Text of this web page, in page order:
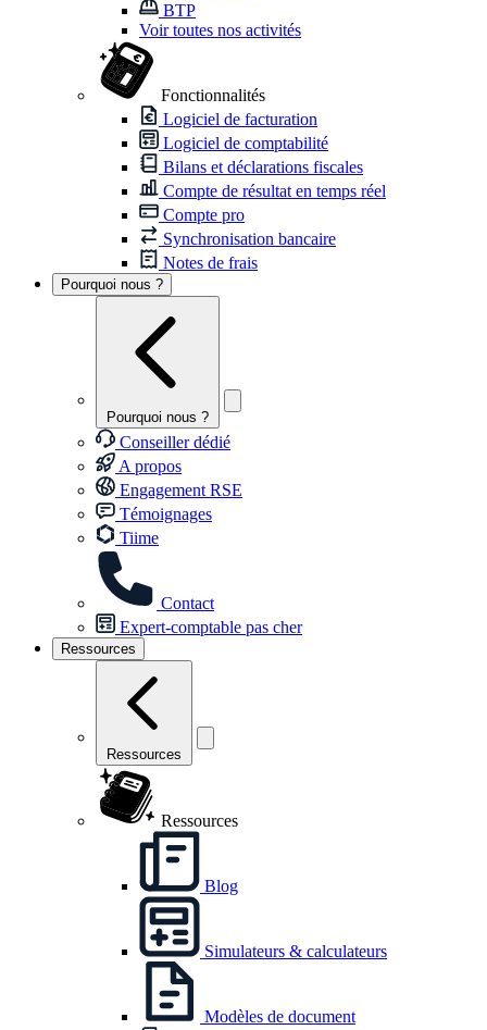
BTP
Voir toutes nos activités
Fonctionnalités
Logiciel de facturation
Logiciel de comptabilité
Bilans et déclarations fiscales
Compte de résultat en temps réel
Compte pro
Synchronisation bancaire
Notes de frais
Pourquoi nous ?
Pourquoi nous ?
Conseiller dédié
A propos
Engagement RSE
Témoignages
Tiime
Contact
Expert-comptable pas cher
Ressources
Ressources
Ressources
Blog
Simulateurs & calculateurs
Modèles de document